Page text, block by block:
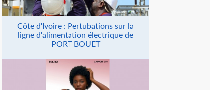
Côte d'Ivoire : Pertubations sur la
ligne d'alimentation électrique de
PORT BOUET